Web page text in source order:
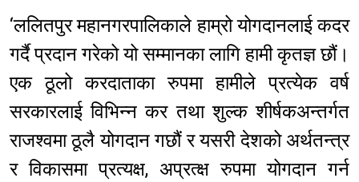
‘ललितपुर महानगरपालिकाले हाम्रो योगदानलाई कदर
गर्दै प्रदान गरेको यो सम्मानका लागि हामी कृतज्ञ छौं।
एक ठूलो करदाताका रुपमा हामीले प्रत्येक वर्ष
सरकारलाई विभिन्न कर तथा शुल्क शीर्षकअन्तर्गत
राजश्वमा ठूलै योगदान गछौं र यसरी देशको अर्थतन्त्र
र विकासमा प्रत्यक्ष, अप्रत्क्ष रुपमा योगदान गर्न